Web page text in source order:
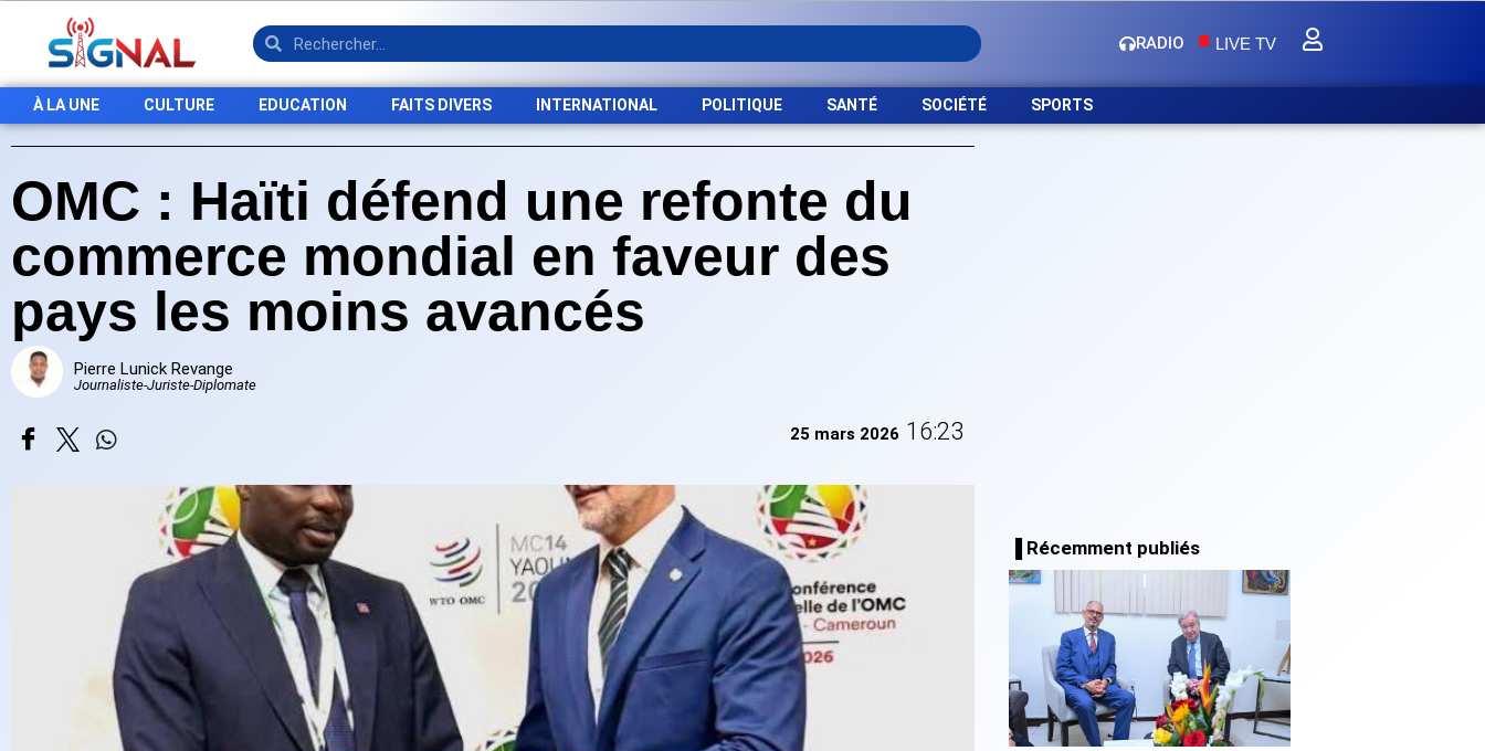
RADIO LIVE TV
À LA UNE CULTURE EDUCATION FAITS DIVERS INTERNATIONAL POLITIQUE SANTÉ SOCIÉTÉ SPORTS
OMC : Haïti défend une refonte du
commerce mondial en faveur des
pays les moins avancés
Pierre Lunick Revange
Journaliste-Juriste-Diplomate
25 mars 2026 16:23
▐ Récemment publiés